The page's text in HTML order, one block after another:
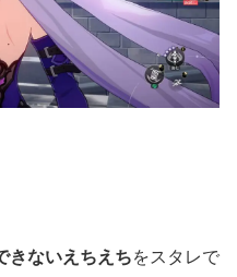
きないえちえちをスタレで